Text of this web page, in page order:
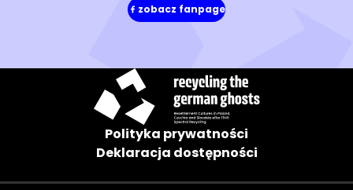
zobacz fanpage
(w
nowym
Polityka prywatności
Deklaracja dostępności